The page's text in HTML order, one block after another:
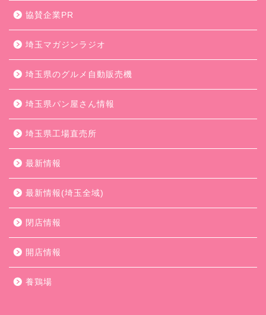
協賛企業PR
埼玉マガジンラジオ
埼玉県のグルメ自動販売機
埼玉県パン屋さん情報
埼玉県工場直売所
最新情報
最新情報(埼玉全域)
閉店情報
開店情報
養鶏場